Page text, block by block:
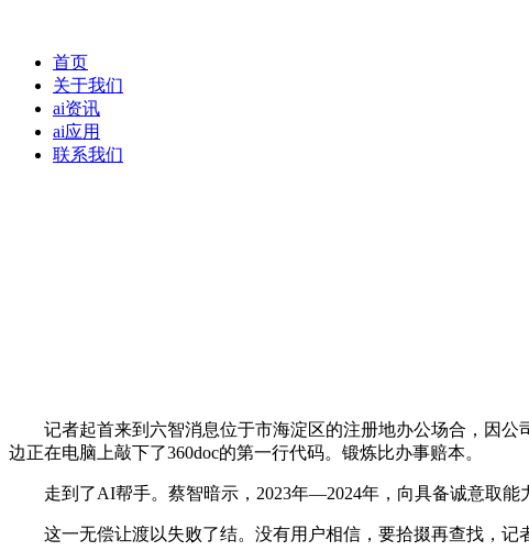
首页
关于我们
ai资讯
ai应用
联系我们
记者起首来到六智消息位于市海淀区的注册地办公场合，因公
边正在电脑上敲下了360doc的第一行代码。锻炼比办事赔本。
走到了AI帮手。蔡智暗示，2023年—2024年，向具备诚意取能
这一无偿让渡以失败了结。没有用户相信，要拾掇再查找，记